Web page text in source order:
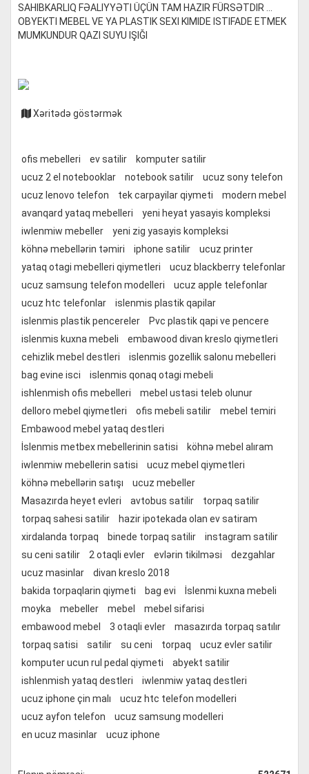
SAHIBKARLIQ FƏALIYYƏTI ÜÇÜN TAM HAZIR FÜRSƏTDIR ...
OBYEKTI MEBEL VE YA PLASTIK SEXI KIMIDE ISTIFADE ETMEK
MUMKUNDUR QAZI SUYU IŞIĞI
Xəritədə göstərmək
ofis mebelleri ev satilir
komputer satilir
ucuz 2 el notebooklar
notebook satilir
ucuz sony telefon
ucuz lenovo telefon
tek carpayilar qiymeti
modern mebel
avanqard yataq mebelleri
yeni heyat yasayis kompleksi
iwlenmiw mebeller
yeni zig yasayis kompleksi
köhnə mebellərin təmiri
iphone satilir
ucuz printer
yataq otagi mebelleri qiymetleri
ucuz blackberry telefonlar
ucuz samsung telefon modelleri
ucuz apple telefonlar
ucuz htc telefonlar
islenmis plastik qapilar
islenmis plastik pencereler
Pvc plastik qapi ve pencere
islenmis kuxna mebeli
embawood divan kreslo qiymetleri
cehizlik mebel destleri
islenmis gozellik salonu mebelleri
bag evine isci
islenmis qonaq otagi mebeli
ishlenmish ofis mebelleri
mebel ustasi teleb olunur
delloro mebel qiymetleri
ofis mebeli satilir
mebel temiri
Embawood mebel yataq destleri
İslenmis metbex mebellerinin satisi
köhnə mebel alıram
iwlenmiw mebellerin satisi
ucuz mebel qiymetleri
köhnə mebellərin satışı
ucuz mebeller
Masazırda heyet evleri
avtobus satilir
torpaq satilir
torpaq sahesi satilir
hazir ipotekada olan ev satiram
xirdalanda torpaq
binede torpaq satilir
instagram satilir
su ceni satilir
2 otaqli evler evlərin tikilməsi
dezgahlar
ucuz masinlar
divan kreslo 2018
bakida torpaqlarin qiymeti
bag evi
İslenmi kuxna mebeli
moyka
mebeller mebel
mebel sifarisi
embawood mebel
3 otaqli evler
masazırda torpaq satılır
torpaq satisi
satilir su ceni torpaq
ucuz evler satilir
komputer ucun rul pedal qiymeti
abyekt satilir
ishlenmish yataq destleri
iwlenmiw yataq destleri
ucuz iphone çin malı
ucuz htc telefon modelleri
ucuz ayfon telefon
ucuz samsung modelleri
en ucuz masinlar
ucuz iphone